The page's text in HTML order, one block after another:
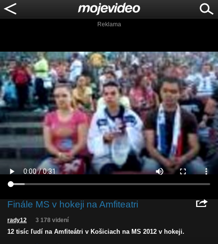
Reklama
Finále MS v hokeji na Amfiteatri
rady12 3 178 videní
12 tisíc ľudí na Amfiteátri v Košiciach na MS 2012 v hokeji.